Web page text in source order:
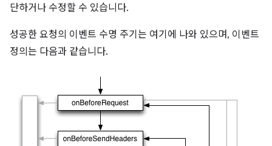
단하거나 수정할 수 있습니다.
성공한 요청의 이벤트 수명 주기는 여기에 나와 있으며, 이벤트
정의는 다음과 같습니다.